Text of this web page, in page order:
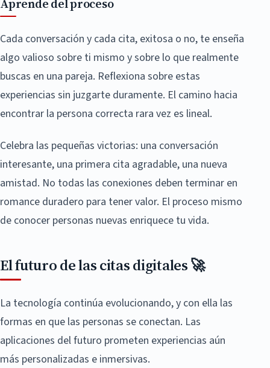
Aprende del proceso
Cada conversación y cada cita, exitosa o no, te enseña
algo valioso sobre ti mismo y sobre lo que realmente
buscas en una pareja. Reflexiona sobre estas
experiencias sin juzgarte duramente. El camino hacia
encontrar la persona correcta rara vez es lineal.
Celebra las pequeñas victorias: una conversación
interesante, una primera cita agradable, una nueva
amistad. No todas las conexiones deben terminar en
romance duradero para tener valor. El proceso mismo
de conocer personas nuevas enriquece tu vida.
El futuro de las citas digitales 🚀
La tecnología continúa evolucionando, y con ella las
formas en que las personas se conectan. Las
aplicaciones del futuro prometen experiencias aún
más personalizadas e inmersivas.